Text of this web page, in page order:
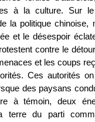
à la culture. Sur
la politique chinoise,
et le désespoir
contre le
et les coups
Ces autorités
des paysans
à témoin, deux
terre du parti